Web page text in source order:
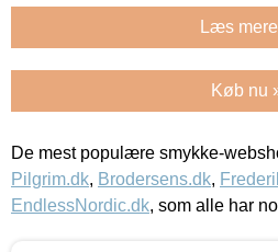
Læs
Køb nu
De mest populære smykke-
Pilgrim.dk, Brodersens.dk,
EndlessNordic.dk, som alle har